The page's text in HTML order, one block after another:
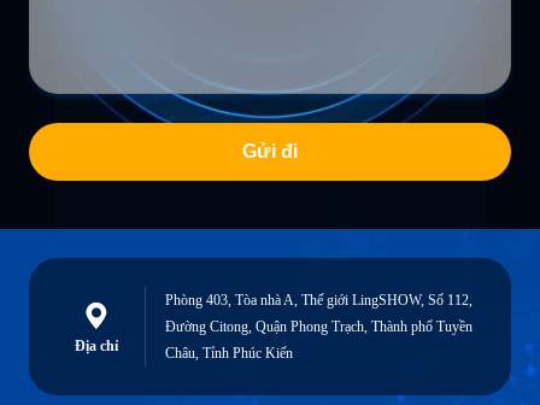
Gửi đi
Địa chỉ
Phòng 403, Tòa nhà A, Thế giới LingSHOW, Số 112,
Đường Citong, Quận Phong Trạch, Thành phố Tuyền
Châu, Tỉnh Phúc Kiến